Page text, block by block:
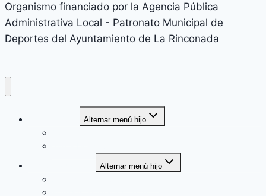
Organismo financiado por la Agencia Pública
Administrativa Local - Patronato Municipal de
Deportes del Ayuntamiento de La Rinconada
Alternar menú hijo
Alternar menú hijo